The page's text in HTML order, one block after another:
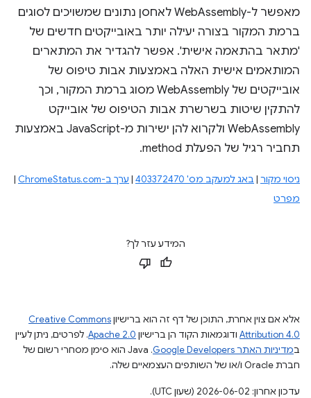
מאפשר ל-WebAssembly לאחסן נתונים שמשויכים לסוגים
ברמת המקור בצורה יעילה יותר באובייקטים חדשים של
'מתאר בהתאמה אישית'. אפשר להגדיר את המתארים
המותאמים אישית האלה באמצעות אבות טיפוס של
אובייקטים של WebAssembly מסוג ברמת המקור, וכך
להתקין שיטות בשרשרת אבות הטיפוס של אובייקט
WebAssembly ולקרוא להן ישירות מ-JavaScript באמצעות
תחביר רגיל של הפעלת method.
ניסוי מקור | באג למעקב מס' 403372470 | ערך ב-ChromeStatus.com
|
מפרט
המידע עזר לך?
אלא אם צוין אחרת, התוכן של דף זה הוא ברישיוןCreative Commons
Attribution 4.0 ודוגמאות הקוד הן ברישיון Apache 2.0. לפרטים, ניתן לעיין
במדיניות האתר Google Developers‏
.‏ Java הוא סימן מסחרי רשום של
חברת Oracle ו/או של השותפים העצמאיים שלה.
עדכון אחרון: 2026-06-02 (שעון UTC).